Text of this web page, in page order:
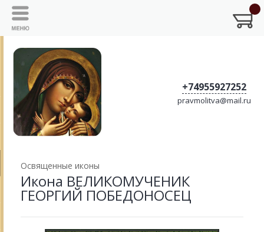
+74955927252
pravmolitva@mail.ru
Освященные иконы
Икона ВЕЛИКОМУЧЕНИК
ГЕОРГИЙ ПОБЕДОНОСЕЦ